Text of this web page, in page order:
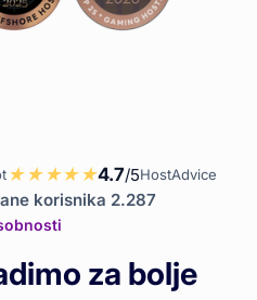
4.7/5HostAdvice
korisnika 2.287
za bolje